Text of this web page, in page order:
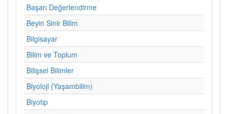
Başarı Değerlendirme
Beyin Sinir Bilim
Bilgisayar
Bilim ve Toplum
Bilişsel Bilimler
Biyoloji (Yaşambilim)
Biyotıp